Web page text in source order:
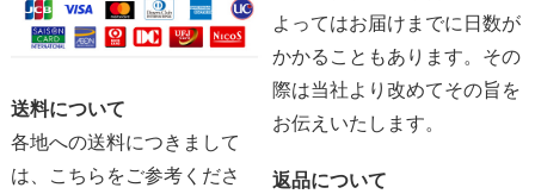
送料について
各地への送料につきまして
は、
こちらをご参考くださ
よってはお届けまでに日数が
かかることもあります。その
際は当社より改めてその旨を
お伝えいたします。
返品について